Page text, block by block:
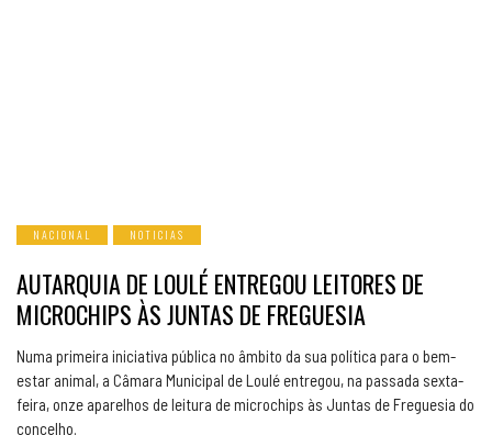
NACIONAL NOTICIAS
AUTARQUIA DE LOULÉ ENTREGOU LEITORES DE
MICROCHIPS ÀS JUNTAS DE FREGUESIA
Numa primeira iniciativa pública no âmbito da sua política para o bem-
estar animal, a Câmara Municipal de Loulé entregou, na passada sexta-
feira, onze aparelhos de leitura de microchips às Juntas de Freguesia do
concelho.